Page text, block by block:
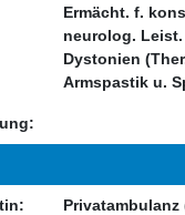
Ermächt. f.
neurolog. Leist.
Dystonien
Armspastik u.
Privatambulanz